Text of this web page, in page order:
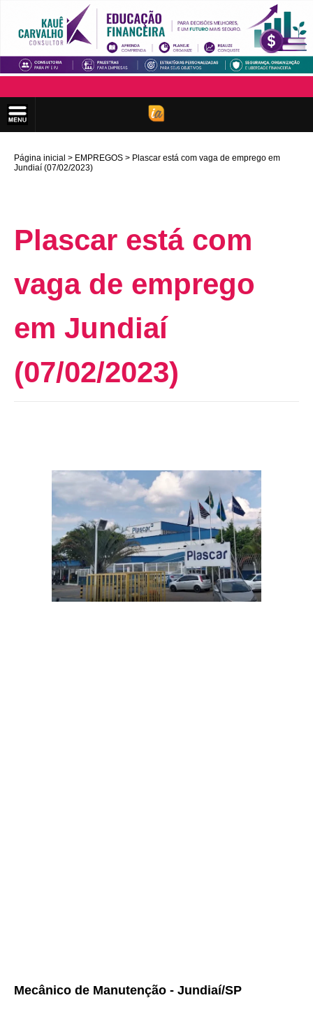
Página inicial EMPREGOS
Plascar está com vaga de emprego em
Jundiaí (07/02/2023)
Plascar está com
vaga de emprego
em Jundiaí
(07/02/2023)
Mecânico de Manutenção - Jundiaí/SP